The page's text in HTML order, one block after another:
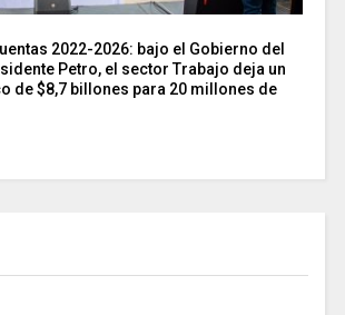
2022-2026: bajo el Gobierno del
Petro, el sector Trabajo deja un
de $8,7 billones para 20 millones de